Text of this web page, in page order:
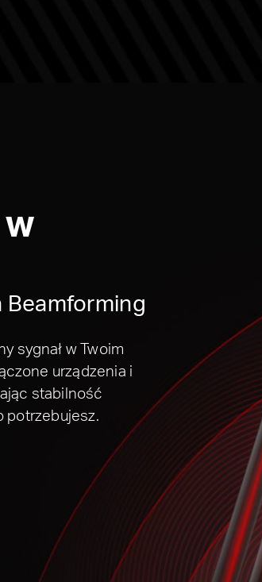
sygnał w Twoim
urządzenia i
stabilność
potrzebujesz.